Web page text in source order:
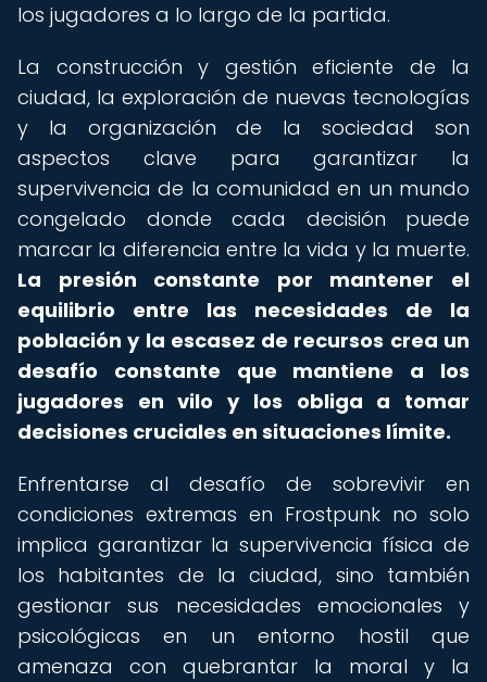
los jugadores a lo largo de la partida.
La construcción y gestión eficiente de la
ciudad, la exploración de nuevas tecnologías
y la organización de la sociedad son
aspectos clave para garantizar la
supervivencia de la comunidad en un mundo
congelado donde cada decisión puede
marcar la diferencia entre la vida y la muerte.
La presión constante por mantener el
equilibrio entre las necesidades de la
población y la escasez de recursos crea un
desafío constante que mantiene a los
jugadores en vilo y los obliga a tomar
decisiones cruciales en situaciones límite.
Enfrentarse al desafío de sobrevivir en
condiciones extremas en Frostpunk no solo
implica garantizar la supervivencia física de
los habitantes de la ciudad, sino también
gestionar sus necesidades emocionales y
psicológicas en un entorno hostil que
amenaza con quebrantar la moral y la